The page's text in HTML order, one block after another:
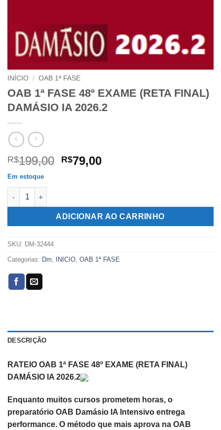
INÍCIO / OAB 1ª FASE
OAB 1ª FASE 48º EXAME (RETA FINAL)
DAMÁSIO IA 2026.2
R$199,00 O
R$199,00.
R$79,00O
R$79,00.
Em estoque
OAB 1ª FASE 48º EXAME (RETA FINAL) DAMÁSIO IA 2026.2
ADICIONAR AO CARRINHO
SKU: DM-32444
Categorias: Dm, INICIO, OAB 1ª FASE
DESCRIÇÃO
RATEIO OAB 1ª FASE 48º EXAME (RETA FINAL)
DAMÁSIO IA 2026.2
Enquanto muitos cursos prometem horas, o
preparatório OAB Damásio IA Intensivo entrega
performance. O método que mais aprova na OAB